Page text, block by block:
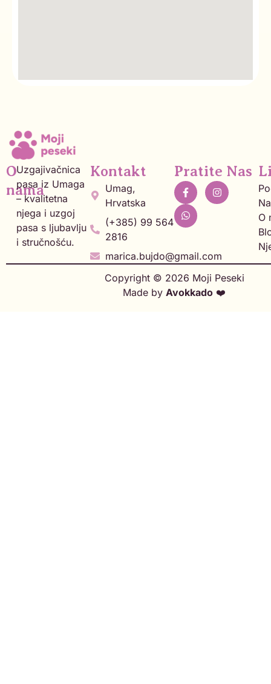
O
nama
Uzgajivačnica
pasa iz Umaga
– kvalitetna
njega i uzgoj
pasa s ljubavlju
i stručnošću.
Kontakt
Umag,
Hrvatska
(+385) 99 564
2816
marica.bujdo@gmail.com
O
Pratite Nas
Copyright © 2026 Moji Peseki
Made by Avokkado ❤️